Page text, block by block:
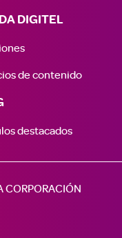
DIGITEL
de contenido
destacados
CORPORACIÓN